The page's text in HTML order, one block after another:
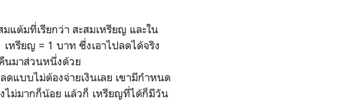
แต้มที่เรียกว่า สะสมเหรียญ และใน
หรียญ = 1 บาท ซึ่งเอาไปลดได้จริง
นมาส่วนหนึ่งด้วย
แบบไม่ต้องจ่ายเงินเลย เขามีกำหนด
งไม่มากก็น้อย แล้วก็ เหรียญที่ได้ก็มีวัน